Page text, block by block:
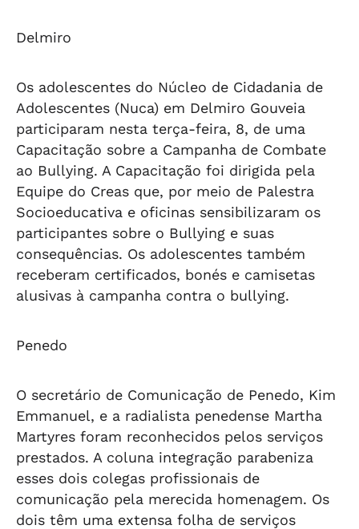
Delmiro
Os adolescentes do Núcleo de Cidadania de
Adolescentes (Nuca) em Delmiro Gouveia
participaram nesta terça-feira, 8, de uma
Capacitação sobre a Campanha de Combate
ao Bullying. A Capacitação foi dirigida pela
Equipe do Creas que, por meio de Palestra
Socioeducativa e oficinas sensibilizaram os
participantes sobre o Bullying e suas
consequências. Os adolescentes também
receberam certificados, bonés e camisetas
alusivas à campanha contra o bullying.
Penedo
O secretário de Comunicação de Penedo, Kim
Emmanuel, e a radialista penedense Martha
Martyres foram reconhecidos pelos serviços
prestados. A coluna integração parabeniza
esses dois colegas profissionais de
comunicação pela merecida homenagem. Os
dois têm uma extensa folha de serviços